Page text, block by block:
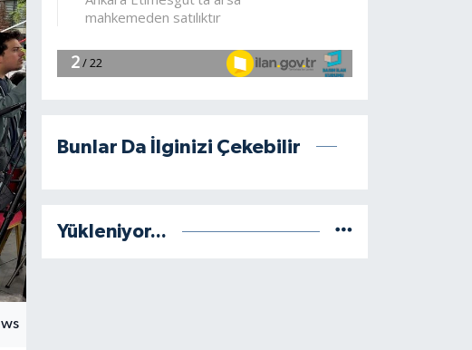
Bunlar Da İlginizi Çekebilir
Yükleniyor...